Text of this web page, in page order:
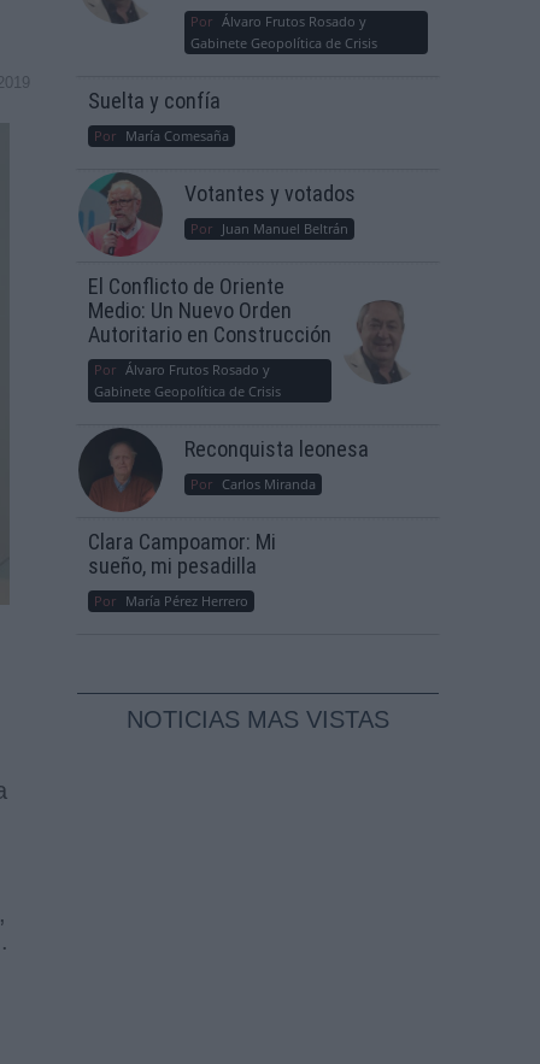
.
Por Álvaro Frutos Rosado y
Gabinete Geopolítica de Crisis
Suelta y confía
Por María Comesaña
Votantes y votados
Por Juan Manuel Beltrán
El Conflicto de Oriente
Medio: Un Nuevo Orden
Autoritario en Construcción
Por Álvaro Frutos Rosado y
Gabinete Geopolítica de Crisis
Reconquista leonesa
Por Carlos Miranda
Clara Campoamor: Mi
sueño, mi pesadilla
Por María Pérez Herrero
NOTICIAS MAS VISTAS